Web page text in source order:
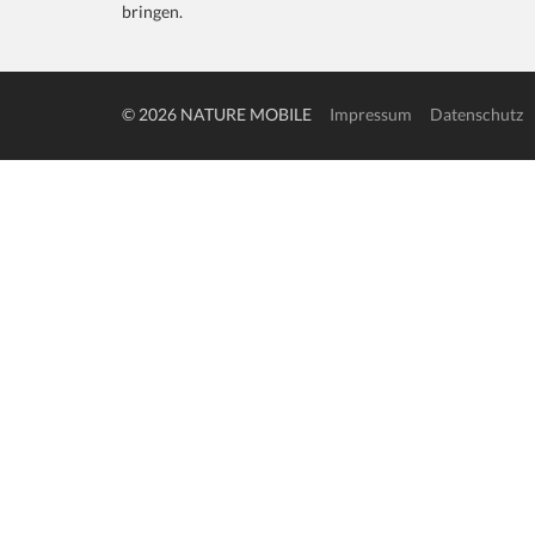
bringen.
© 2026 NATURE MOBILE Impressum Datenschutz